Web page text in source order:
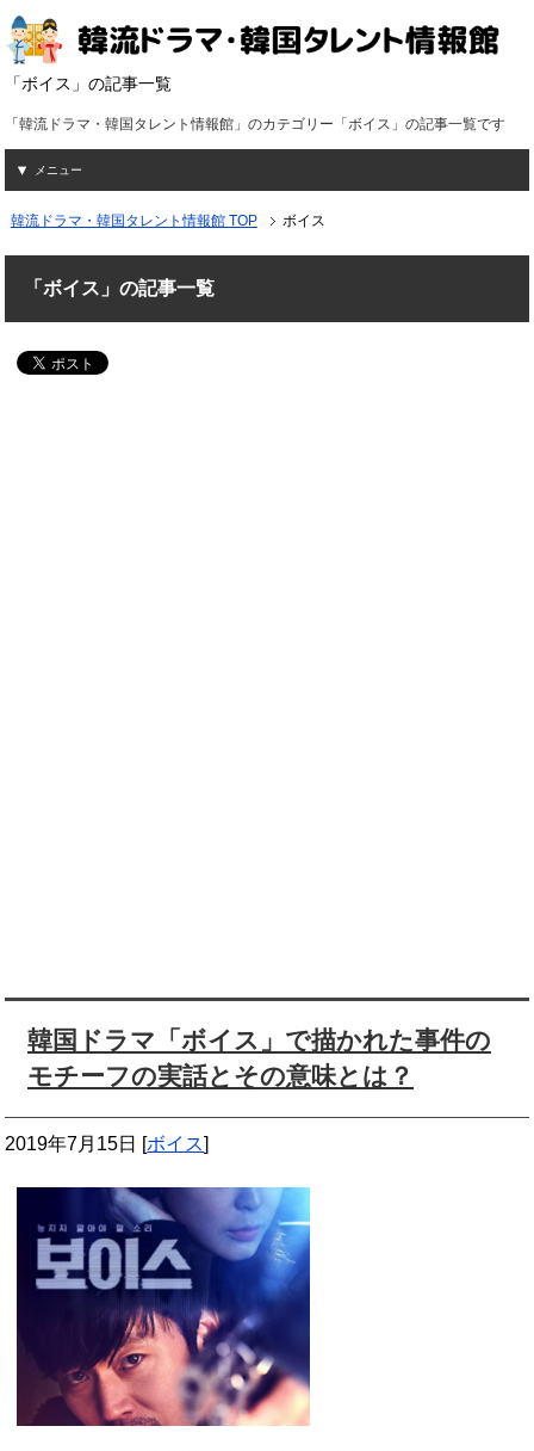
「ボイス」の記事一覧
「韓流ドラマ・韓国タレント情報館」のカテゴリー「ボイス」の記事一覧です
メニュー
韓流ドラマ・韓国タレント情報館 TOP ボイス
「ボイス」の記事一覧
韓国ドラマ「ボイス」で描かれた事件の
モチーフの実話とその意味とは？
2019年7月15日 [ボイス]